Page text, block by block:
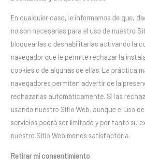
En cualquier caso, le informamos de que,
no son necesarias para el uso de nuestro
bloquearlas o deshabilitarlas activando la
navegador que le permite rechazar la
cookies o de algunas de ellas. La práctica
navegadores permiten advertir de la
rechazarlas automáticamente. Si las
usando nuestro Sitio Web, aunque el uso
servicios podrá ser limitado y por tanto su
nuestro Sitio Web menos satisfactoria.
Retirar mi consentimiento